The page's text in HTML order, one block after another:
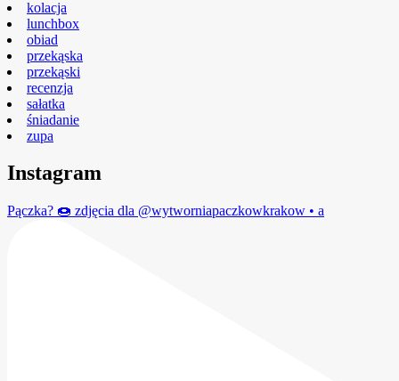
kolacja
lunchbox
obiad
przekąska
przekąski
recenzja
sałatka
śniadanie
zupa
Instagram
Pączka? 🍩 zdjęcia dla @wytworniapaczkowkrakow • a